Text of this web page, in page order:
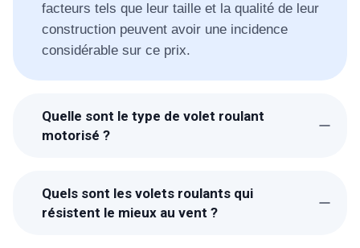
facteurs tels que leur taille et la qualité de leur
construction peuvent avoir une incidence
considérable sur ce prix.
Quelle sont le type de volet roulant
motorisé ?
automatique. Lorsque vous choisissez vos
volets roulants motorisés, vous pouvez
Quels sont les volets roulants qui
résistent le mieux au vent ?